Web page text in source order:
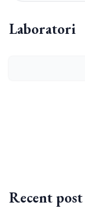
Laboratori
Recent post